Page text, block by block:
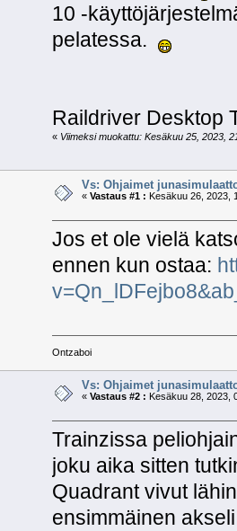
10 -
pelatessa.
Raildriver Desktop
« Viimeksi muokattu: Kesäkuu 25, 2023,
Vs: Ohjaimet
« Vastaus #1 : Kesäkuu 26, 2023,
Jos et ole vielä
ennen kun ostaa:
Ontzaboi
Vs: Ohjaimet
« Vastaus #2 : Kesäkuu 28, 2023,
Trainzissa
joku aika sitten
Quadrant vivut
ensimmäinen